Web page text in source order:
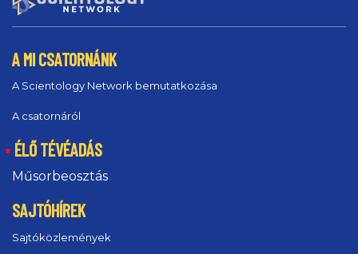
A MI CSATORNÁNK
A Scientology Network bemutatkozása
A csatornáról
ÉLŐ TÉVÉADÁS
Műsorbeosztás
SAJTÓHÍREK
Sajtóközlemények